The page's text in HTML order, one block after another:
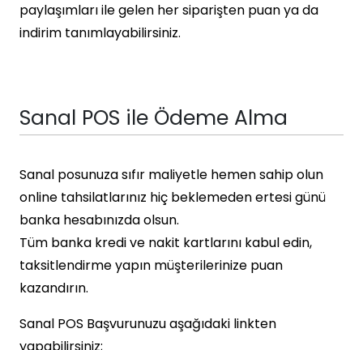
paylaşımları ile gelen her siparişten puan ya da
indirim tanımlayabilirsiniz.
Sanal POS ile Ödeme Alma
Sanal posunuza sıfır maliyetle hemen sahip olun
online tahsilatlarınız hiç beklemeden ertesi günü
banka hesabınızda olsun.
Tüm banka kredi ve nakit kartlarını kabul edin,
taksitlendirme yapın müşterilerinize puan
kazandırın.
Sanal POS Başvurunuzu aşağıdaki linkten